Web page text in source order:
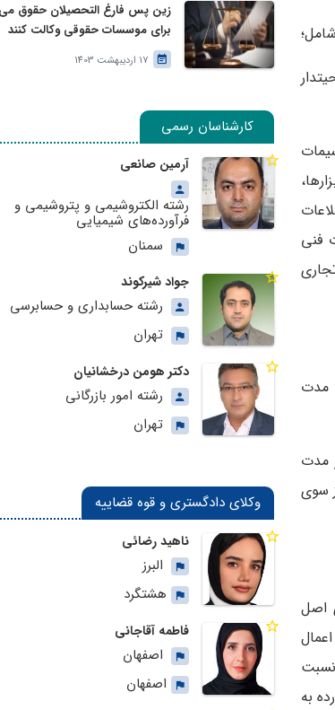
فنی
مدت
مدت
سوی
اصل
به
زین پس فارغ التحصیلان حقوق
برای موسسات حقوقی وکالت کنند
17 اردیبهشت 1403
کارشناسان رسمی
آرمین صانعی
رشته الکتروشیمی و پتروشیمی و
فرآورده‌های شیمیایی
سمنان
جواد شیرکوند
رشته حسابداری و حسابرسی
تهران
دکتر هومن درخشانیان
رشته امور بازرگانی
تهران
وکلای دادگستری و قوه قضاییه
ناهید رضائی
البرز
هشتگرد
فاطمه آقاجانی
اصفهان
اصفهان